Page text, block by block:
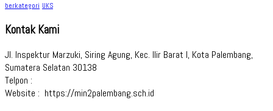
berkategori UKS
Kontak Kami
Jl. Inspektur Marzuki, Siring Agung, Kec. Ilir Barat I, Kota Palembang,
Sumatera Selatan 30138
Telpon :
Website : https://min2palembang.sch.id